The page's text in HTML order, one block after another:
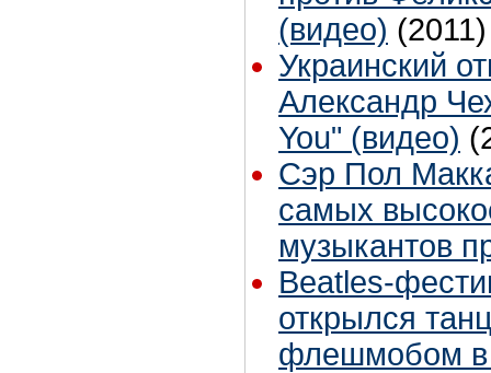
(видео) (2011)
Украинский
Александр
You" (видео)
Сэр Пол
самых
музыкантов
Beatles-
открылся
флешмобом в